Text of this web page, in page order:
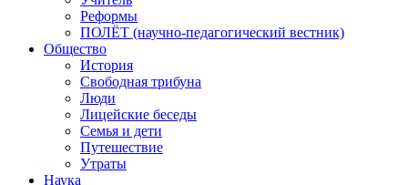
Реформы
ПОЛЁТ (научно-педагогический вестник)
Общество
История
Свободная трибуна
Люди
Лицейские беседы
Семья и дети
Путешествие
Утраты
Наука